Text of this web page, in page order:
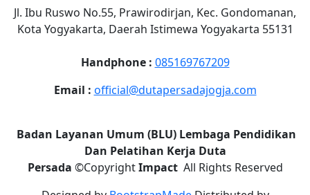
Jl. Ibu Ruswo No.55, Prawirodirjan, Kec. Gondomanan,
Kota Yogyakarta, Daerah Istimewa Yogyakarta 55131
Handphone : 085169767209
Email : official@dutapersadajogja.com
Badan Layanan Umum (BLU) Lembaga Pendidikan
Dan Pelatihan Kerja Duta
Persada ©Copyright Impact All Rights Reserved